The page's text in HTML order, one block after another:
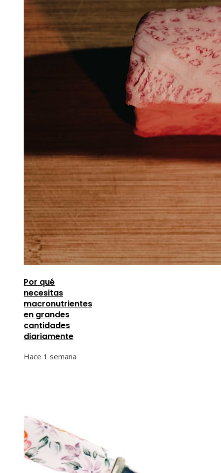
Por qué
necesitas
macronutrientes
en grandes
cantidades
diariamente
Hace 1 semana